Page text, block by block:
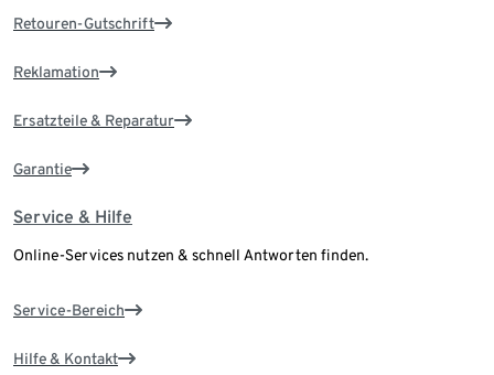
Retouren-Gutschrift
Reklamation
Ersatzteile & Reparatur
Garantie
Service & Hilfe
Online-Services nutzen & schnell Antworten finden.
Service-Bereich
Hilfe & Kontakt